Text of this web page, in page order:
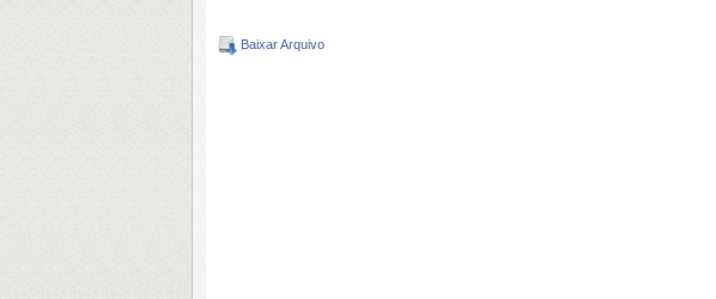
Baixar Arquivo